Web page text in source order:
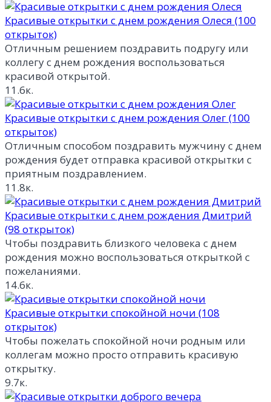
Красивые открытки с днем рождения Олеся (100
открыток)
Отличным решением поздравить подругу или
коллегу с днем рождения воспользоваться
красивой открытой.
11.6к.
Красивые открытки с днем рождения Олег (100
открыток)
Отличным способом поздравить мужчину с днем
рождения будет отправка красивой открытки с
приятным поздравлением.
11.8к.
Красивые открытки с днем рождения Дмитрий
(98 открыток)
Чтобы поздравить близкого человека с днем
рождения можно воспользоваться открыткой с
пожеланиями.
14.6к.
Красивые открытки спокойной ночи (108
открыток)
Чтобы пожелать спокойной ночи родным или
коллегам можно просто отправить красивую
открытку.
9.7к.